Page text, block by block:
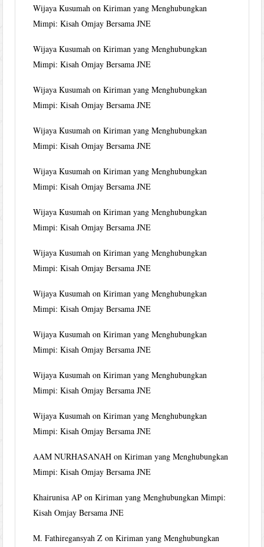
Wijaya Kusumah onKiriman yang Menghubungkan
Mimpi: Kisah Omjay Bersama JNE
Wijaya Kusumah onKiriman yang Menghubungkan
Mimpi: Kisah Omjay Bersama JNE
Wijaya Kusumah onKiriman yang Menghubungkan
Mimpi: Kisah Omjay Bersama JNE
Wijaya Kusumah onKiriman yang Menghubungkan
Mimpi: Kisah Omjay Bersama JNE
Wijaya Kusumah onKiriman yang Menghubungkan
Mimpi: Kisah Omjay Bersama JNE
Wijaya Kusumah onKiriman yang Menghubungkan
Mimpi: Kisah Omjay Bersama JNE
Wijaya Kusumah onKiriman yang Menghubungkan
Mimpi: Kisah Omjay Bersama JNE
Wijaya Kusumah onKiriman yang Menghubungkan
Mimpi: Kisah Omjay Bersama JNE
Wijaya Kusumah onKiriman yang Menghubungkan
Mimpi: Kisah Omjay Bersama JNE
Wijaya Kusumah onKiriman yang Menghubungkan
Mimpi: Kisah Omjay Bersama JNE
Wijaya Kusumah onKiriman yang Menghubungkan
Mimpi: Kisah Omjay Bersama JNE
AAM NURHASANAH onKiriman yang Menghubungkan
Mimpi: Kisah Omjay Bersama JNE
Khairunisa AP onKiriman yang Menghubungkan Mimpi:
Kisah Omjay Bersama JNE
M. Fathiregansyah Z onKiriman yang Menghubungkan